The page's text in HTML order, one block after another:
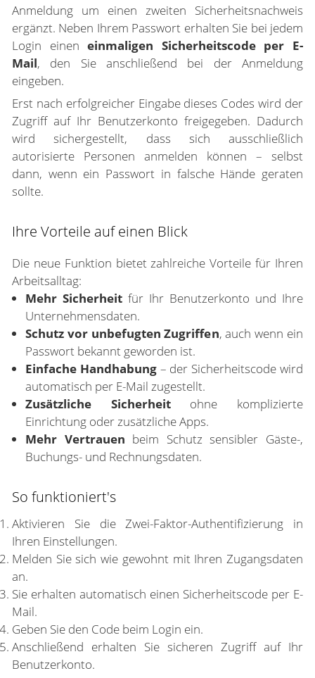
Anmeldung um einen zweiten Sicherheitsnachweis
ergänzt. Neben Ihrem Passwort erhalten Sie bei jedem
Login eineneinmaligen Sicherheitscode per E-
Mail, den Sie anschließend bei der Anmeldung
eingeben.
Erst nach erfolgreicher Eingabe dieses Codes wird der
Zugriff auf Ihr Benutzerkonto freigegeben. Dadurch
wird sichergestellt, dass sich ausschließlich
autorisierte Personen anmelden können – selbst
dann, wenn ein Passwort in falsche Hände geraten
sollte.
Ihre Vorteile auf einen Blick
Die neue Funktion bietet zahlreiche Vorteile für Ihren
Arbeitsalltag:
Mehr Sicherheit für Ihr Benutzerkonto und Ihre
Unternehmensdaten.
Schutz vor unbefugten Zugriffen, auch wenn ein
Passwort bekannt geworden ist.
Einfache Handhabung– der Sicherheitscode wird
automatisch per E-Mail zugestellt.
Zusätzliche Sicherheitohne komplizierte
Einrichtung oder zusätzliche Apps.
Mehr Vertrauen beim Schutz sensibler Gäste-,
Buchungs- und Rechnungsdaten.
So funktioniert's
Aktivieren Sie die Zwei-Faktor-Authentifizierung in
Ihren Einstellungen.
Melden Sie sich wie gewohnt mit Ihren Zugangsdaten
an.
Sie erhalten automatisch einen Sicherheitscode per E-
Mail.
Geben Sie den Code beim Login ein.
Anschließend erhalten Sie sicheren Zugriff auf Ihr
Benutzerkonto.